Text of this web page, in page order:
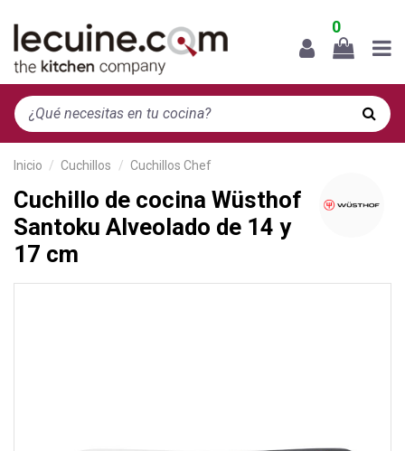
0
Inicio Cuchillos Cuchillos Chef
Cuchillo de cocina Wüsthof
Santoku Alveolado de 14 y
17 cm